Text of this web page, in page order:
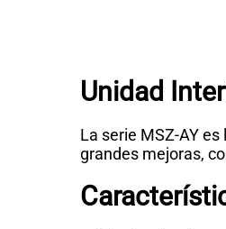
Unidad
La serie MSZ-AY
grandes mejoras,